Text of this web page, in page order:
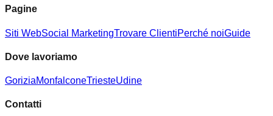
Pagine
Siti WebSocial MarketingTrovare ClientiPerché noiGuide
Dove lavoriamo
GoriziaMonfalconeTriesteUdine
Contatti